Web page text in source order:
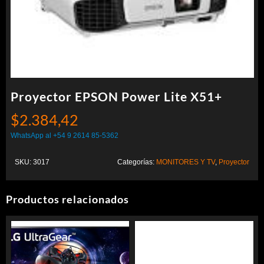
Proyector EPSON Power Lite X51+
$2.384,42
WhatsApp al +54 9 2614 85-5362
SKU: 3017 Categorías: MONITORES Y TV, Proyector
Productos relacionados